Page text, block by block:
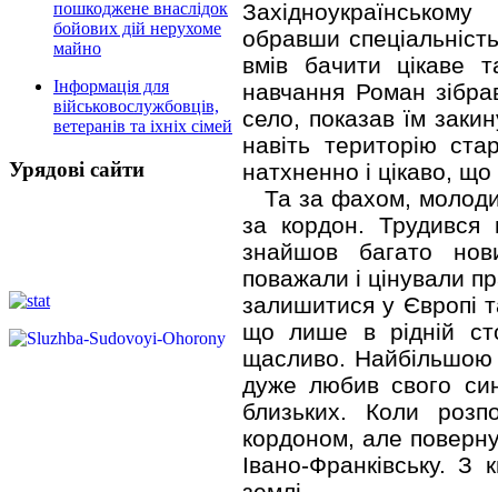
пошкоджене внаслідок
бойових дій нерухоме
майно
Інформація для
військовослужбовців,
ветеранів та іхніх сімей
Урядові сайти
обравши
вмів бачити цікаве
навчання Роман
село, показав їм
навіть територію
натхненно і цікаво,
Та за фахом,
за кордон.
знайшов багато
поважали і цінували
залишитися у Європі
що лише в рідній
щасливо. Найбільшою
дуже любив свого
близьких. Коли
кордоном, але
Івано-Франківську. З